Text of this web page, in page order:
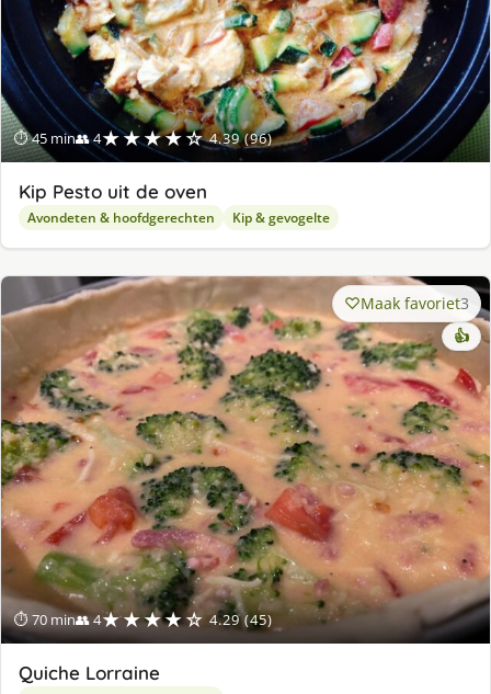
⏱ 45 min👥 4★★★★☆ 4.39 (96)
Kip Pesto uit de oven
Avondeten & hoofdgerechten Kip & gevogelte
⏱ 70 min👥 4★★★★☆ 4.29 (45)
Maak favoriet3
👍
Quiche Lorraine